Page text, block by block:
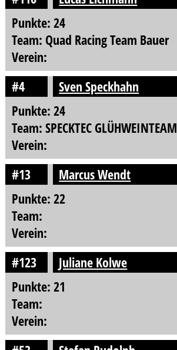
Punkte: 24
Team: Quad Racing Team Bauer
Verein:
#4
Sven Speckhahn
Punkte: 24
Team: SPECKTEC GLÜHWEINTEAM
Verein:
#13
Marcus Wendt
Punkte: 22
Team:
Verein:
#123
Juliane Kolwe
Punkte: 21
Team:
Verein: